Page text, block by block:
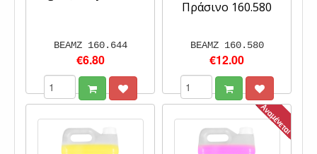
BEAMZ 160.644
€6.80
Πράσινο 160.580
BEAMZ 160.580
€12.00